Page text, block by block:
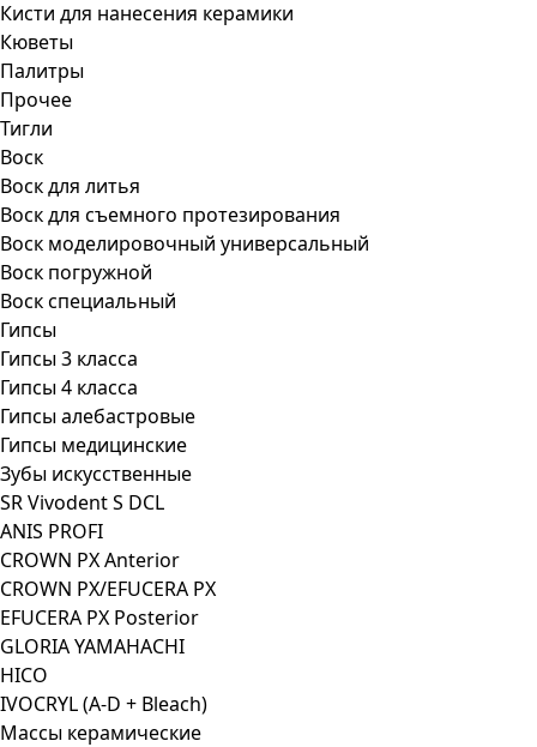
Кисти для нанесения керамики
Кюветы
Палитры
Прочее
Тигли
Воск
Воск для литья
Воск для съемного протезирования
Воск моделировочный универсальный
Воск погружной
Воск специальный
Гипсы
Гипсы 3 класса
Гипсы 4 класса
Гипсы алебастровые
Гипсы медицинские
Зубы искусственные
SR Vivodent S DCL
ANIS PROFI
CROWN PX Anterior
CROWN PX/EFUCERA PX
EFUCERA PX Posterior
GLORIA YAMAHACHI
HICO
IVOCRYL (A-D + Bleach)
Массы керамические